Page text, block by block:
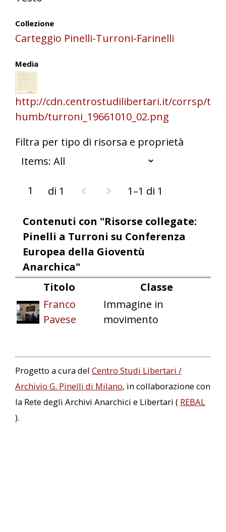
Collezione
Carteggio Pinelli-Turroni-Farinelli
Media
http://cdn.centrostudilibertari.it/corrsp/t
humb/turroni_19661010_02.png
Filtra per tipo di risorsa e proprietà
di 1 1–1 di 1
Contenuti con "Risorse collegate:
Pinelli a Turroni su Conferenza
Europea della Gioventù
Anarchica"
Titolo
Classe
Franco
Pavese
Immagine in
movimento
Progetto a cura del Centro Studi Libertari /
Archivio G. Pinelli di Milano, in collaborazione con
la Rete degli Archivi Anarchici e Libertari ( REBAL
).